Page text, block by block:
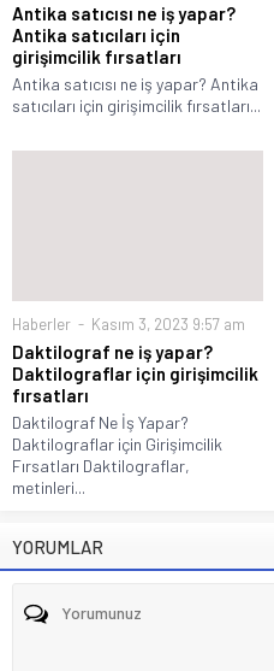
Antika satıcısı ne iş yapar?
Antika satıcıları için
girişimcilik fırsatları
Antika satıcısı ne iş yapar? Antika
satıcıları için girişimcilik fırsatları...
Haberler Kasım 3, 2023 9:57 am
Daktilograf ne iş yapar?
Daktilograflar için girişimcilik
fırsatları
Daktilograf Ne İş Yapar?
Daktilograflar için Girişimcilik
Fırsatları Daktilograflar,
metinleri...
YORUMLAR